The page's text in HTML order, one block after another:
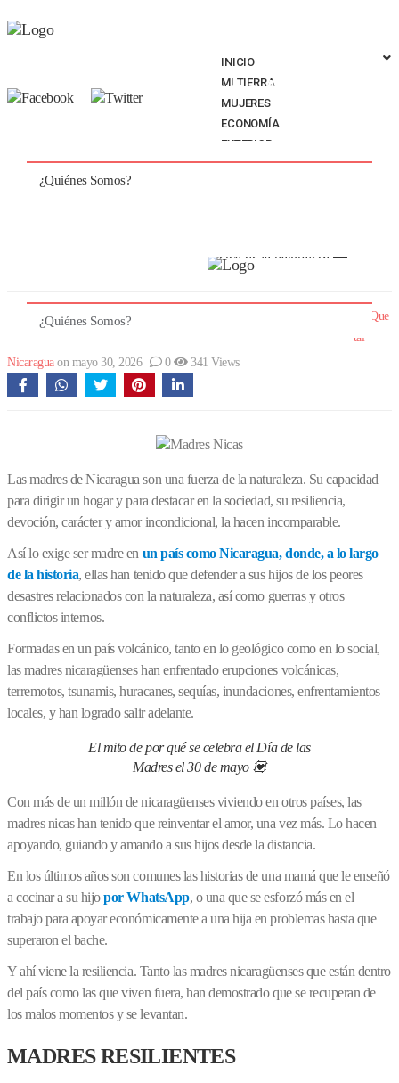
¿Quiénes Somos?
Browse All Sections
INICIO
¿Quiénes Somos?
MI TIERRA
MUJERES
ECONOMÍA
EXTERIOR
CRITERIOS
fuerza de la naturaleza 🌋
Que
tal
Nicaragua on mayo 30, 2026 0 341 Views
Las madres de Nicaragua son una fuerza de la naturaleza. Su capacidad
para dirigir un hogar y para destacar en la sociedad, su resiliencia,
devoción, carácter y amor incondicional, la hacen incomparable.
Así lo exige ser madre en un país como Nicaragua, donde, a lo largo
de la historia, ellas han tenido que defender a sus hijos de los peores
desastres relacionados con la naturaleza, así como guerras y otros
conflictos internos.
Formadas en un país volcánico, tanto en lo geológico como en lo social,
las madres nicaragüenses han enfrentado erupciones volcánicas,
terremotos, tsunamis, huracanes, sequías, inundaciones, enfrentamientos
locales, y han logrado salir adelante.
El mito de por qué se celebra el Día de las
Madres el 30 de mayo 💟
Con más de un millón de nicaragüenses viviendo en otros países, las
madres nicas han tenido que reinventar el amor, una vez más. Lo hacen
apoyando, guiando y amando a sus hijos desde la distancia.
En los últimos años son comunes las historias de una mamá que le enseñó
a cocinar a su hijopor WhatsApp, o una que se esforzó más en el
trabajo para apoyar económicamente a una hija en problemas hasta que
superaron el bache.
Y ahí viene la resiliencia. Tanto las madres nicaragüenses que están dentro
del país como las que viven fuera, han demostrado que se recuperan de
los malos momentos y se levantan.
MADRES RESILIENTES